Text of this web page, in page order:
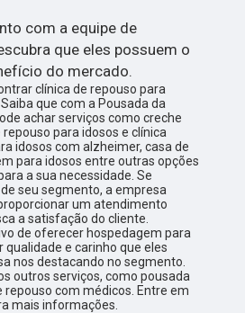
com a equipe de
que eles possuem o
do mercado.
clínica de repouso para
que com a Pousada da
achar serviços como creche
para idosos e clínica
idosos com alzheimer, casa de
para idosos entre outras opções
a sua necessidade. Se
seu segmento, a empresa
um atendimento
a satisfação do cliente.
de oferecer hospedagem para
qualidade e carinho que eles
nos destacando no segmento.
outros serviços, como pousada
repouso com médicos. Entre em
mais informações.